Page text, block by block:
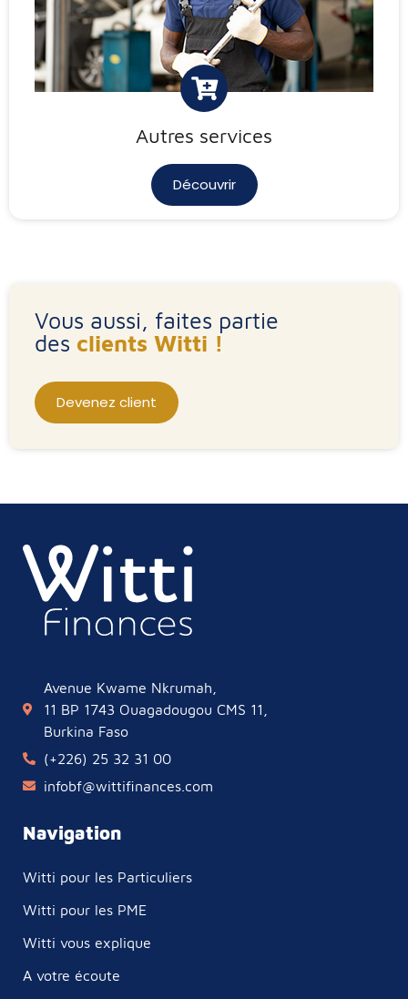
Autres services
Découvrir
Vous aussi, faites partie
des clients Witti !
Devenez client
Avenue Kwame Nkrumah,
11 BP 1743 Ouagadougou CMS 11,
Burkina Faso
(+226) 25 32 31 00
infobf@wittifinances.com
Navigation
Witti pour les Particuliers
Witti pour les PME
Witti vous explique
A votre écoute